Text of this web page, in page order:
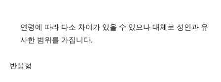
연령에 따라 다소 차이가 있을 수 있으나 대체로 성인과 유
사한 범위를 가집니다.
반응형